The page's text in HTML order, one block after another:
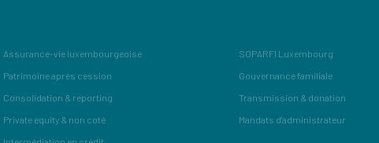
Assurance-vie luxembourgeoise SOPARFI Luxembourg
Patrimoine après cession Gouvernance familiale
Consolidation & reporting Transmission & donation
Private equity & non coté Mandats d'administrateur